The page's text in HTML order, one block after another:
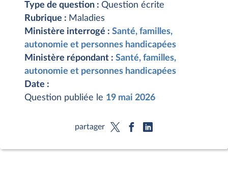
Type de question : Question écrite
Rubrique : Maladies
Ministère interrogé : Santé, familles,
autonomie et personnes handicapées
Ministère répondant : Santé, familles,
autonomie et personnes handicapées
Date :
Question publiée le 19 mai 2026
partager